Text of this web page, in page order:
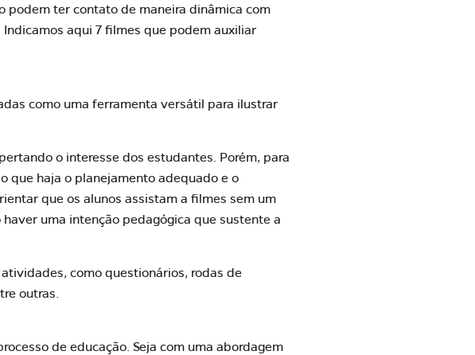
podem ter contato de maneira dinâmica com
aqui 7 filmes que podem auxiliar
como uma ferramenta versátil para ilustrar
o interesse dos estudantes. Porém, para
que haja o planejamento adequado e o
que os alunos assistam a filmes sem um
uma intenção pedagógica que sustente a
como questionários, rodas de
outras.
de educação. Seja com uma abordagem